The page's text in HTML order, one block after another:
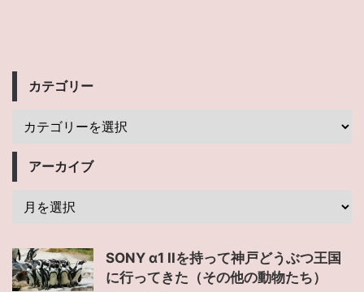
カテゴリー
アーカイブ
SONY α1 IIを持って神戸どうぶつ王国
に行ってきた（その他の動物たち）